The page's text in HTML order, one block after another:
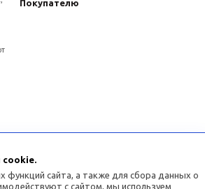
Покупателю
cookie.
функций сайта, а также для сбора данных о
с сайтом, мы используем